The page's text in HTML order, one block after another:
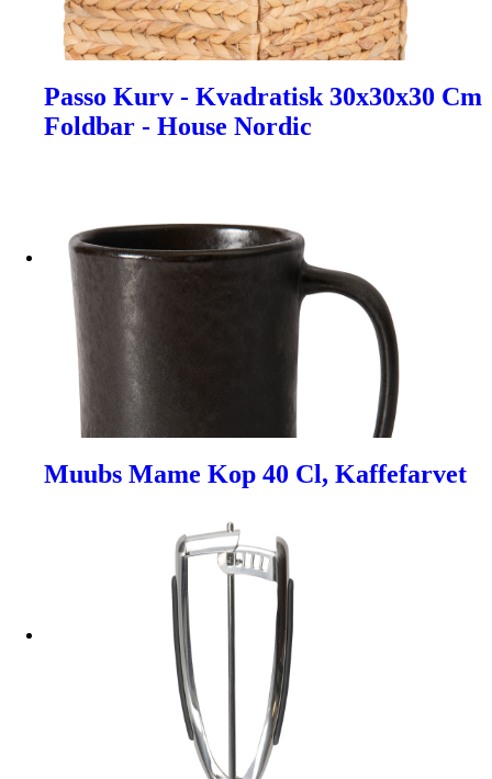
Passo Kurv - Kvadratisk 30x30x30 Cm
Foldbar - House Nordic
Muubs Mame Kop 40 Cl, Kaffefarvet